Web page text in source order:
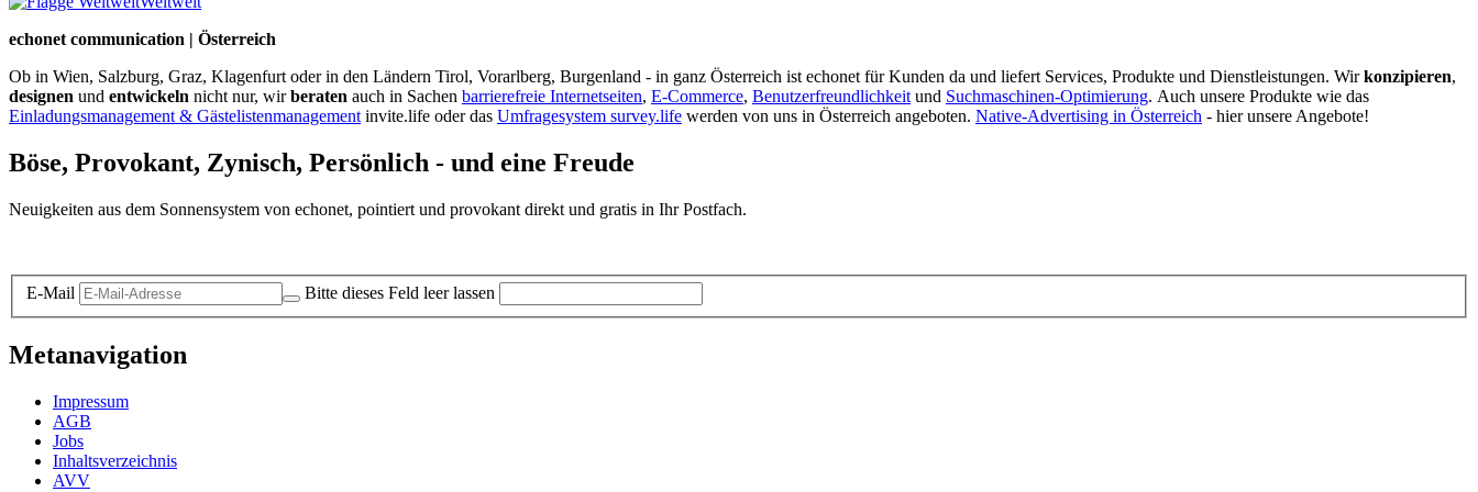
echonet communication | Österreich
Ob in Wien, Salzburg, Graz, Klagenfurt oder in den Ländern Tirol, Vorarlberg, Burgenland - in ganz Österreich ist echonet für Kunden da und liefert Services, Produkte und Dienstleistungen. Wirkonzipieren,
designen und entwickeln nicht nur, wirberaten auch in Sachen barrierefreie Internetseiten, E-Commerce, Benutzerfreundlichkeit und Suchmaschinen-Optimierung. Auch unsere Produkte wie das
Einladungsmanagement & Gästelistenmanagement invite.life oder das Umfragesystem survey.life werden von uns in Österreich angeboten. Native-Advertising in Österreich - hier unsere Angebote!
Böse, Provokant, Zynisch, Persönlich - und eine Freude
Neuigkeiten aus dem Sonnensystem von echonet, pointiert und provokant direkt und gratis in Ihr Postfach.
E-Mail Bitte dieses Feld leer lassen
Metanavigation
Impressum
AGB
Jobs
Inhaltsverzeichnis
AVV